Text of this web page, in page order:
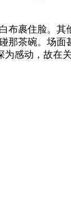
裹住脸。其
那茶碗。场面
感动，故在